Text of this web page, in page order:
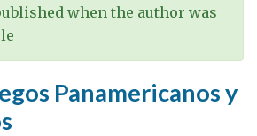
when the author was
Panamericanos y